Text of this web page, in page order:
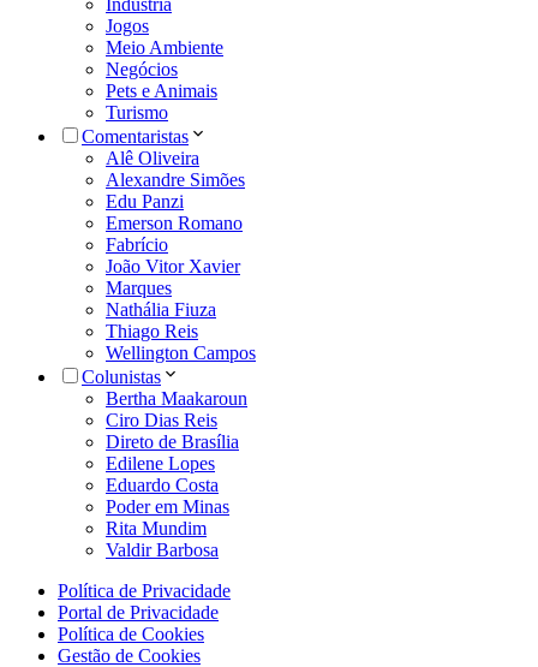
Jogos
Meio Ambiente
Negócios
Pets e Animais
Turismo
Comentaristas
Alê Oliveira
Alexandre Simões
Edu Panzi
Emerson Romano
Fabrício
João Vitor Xavier
Marques
Nathália Fiuza
Thiago Reis
Wellington Campos
Colunistas
Bertha Maakaroun
Ciro Dias Reis
Direto de Brasília
Edilene Lopes
Eduardo Costa
Poder em Minas
Rita Mundim
Valdir Barbosa
Política de Privacidade
Portal de Privacidade
Política de Cookies
Gestão de Cookies